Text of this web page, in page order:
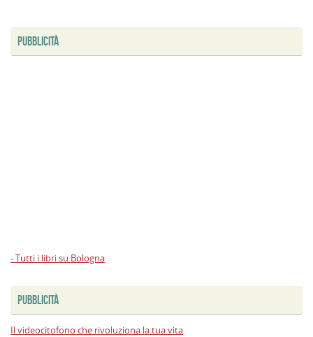
PUBBLICITÀ
- Tutti i libri su Bologna
PUBBLICITÀ
Il videocitofono che rivoluziona la tua vita